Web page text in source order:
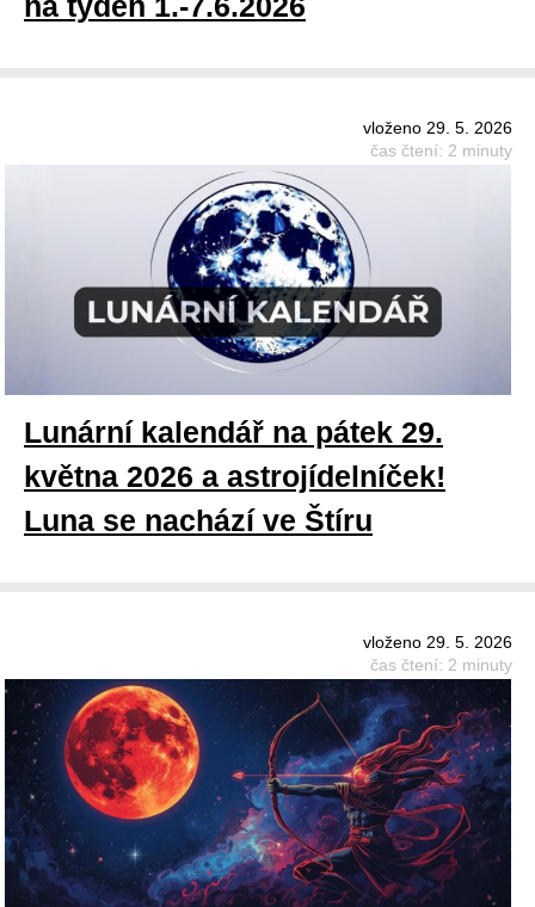
vloženo 29. 5. 2026
čas čtení: 2 minuty
Lunární kalendář na pátek 29.
května 2026 a astrojídelníček!
Luna se nachází ve Štíru
vloženo 29. 5. 2026
čas čtení: 2 minuty